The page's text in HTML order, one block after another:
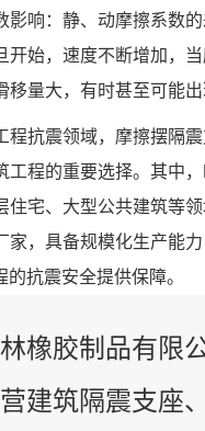
影响：静、动摩擦系数
开始，速度不断增加，
移量大，有时甚至可能
程抗震领域，摩擦摆隔
工程的重要选择。其中
住宅、大型公共建筑等
家，具备规模化生产能
的抗震安全提供保障。
橡胶制品有限
建筑隔震支座